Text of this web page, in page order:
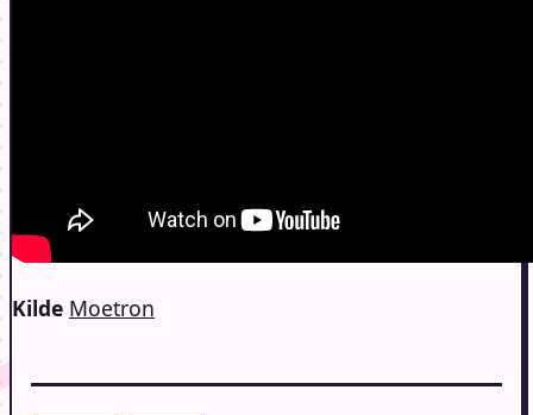
Kilde Moetron